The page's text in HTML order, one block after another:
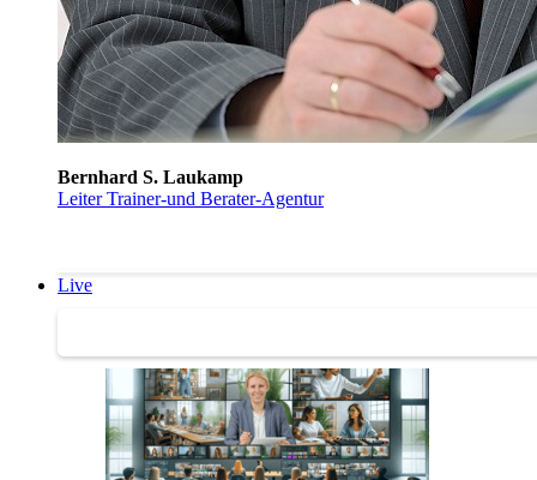
Bernhard S. Laukamp
Leiter Trainer-und Berater-Agentur
Live